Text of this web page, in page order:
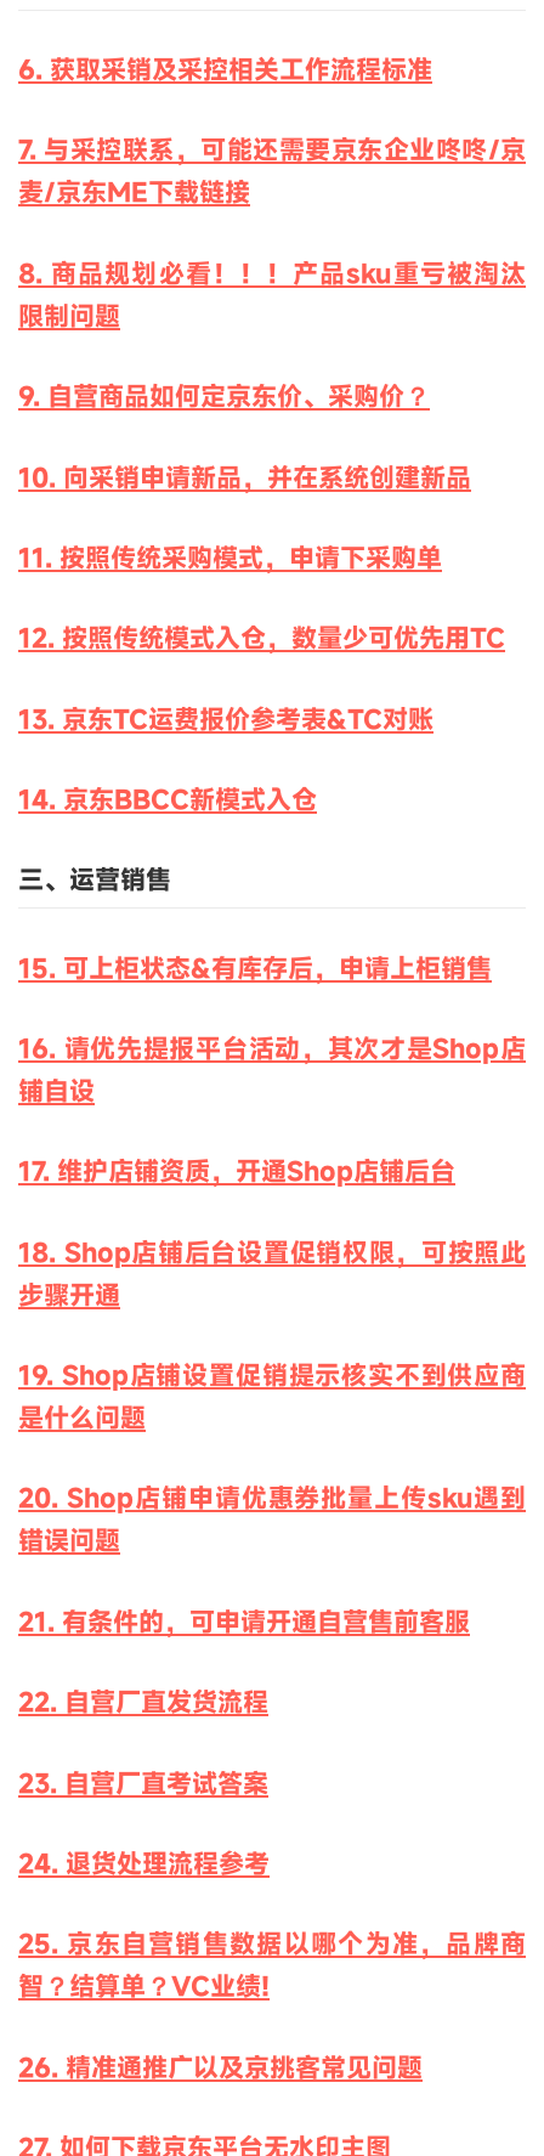
6. 获取采销及采控相关工作流程标准
7. 与采控联系，可能还需要京东企业咚咚/京
麦/京东ME下载链接
8. 商品规划必看！！！产品sku重亏被淘汰
限制问题
9. 自营商品如何定京东价、采购价？
10. 向采销申请新品，并在系统创建新品
11. 按照传统采购模式，申请下采购单
12. 按照传统模式入仓，数量少可优先用TC
13. 京东TC运费报价参考表&TC对账
14. 京东BBCC新模式入仓
三、运营销售
15. 可上柜状态&有库存后，申请上柜销售
16. 请优先提报平台活动，其次才是Shop店
铺自设
17. 维护店铺资质，开通Shop店铺后台
18. Shop店铺后台设置促销权限，可按照此
步骤开通
19. Shop店铺设置促销提示核实不到供应商
是什么问题
20. Shop店铺申请优惠券批量上传sku遇到
错误问题
21. 有条件的，可申请开通自营售前客服
22. 自营厂直发货流程
23. 自营厂直考试答案
24. 退货处理流程参考
25. 京东自营销售数据以哪个为准，品牌商
智？结算单？VC业绩!
26. 精准通推广以及京挑客常见问题
27. 如何下载京东平台无水印主图